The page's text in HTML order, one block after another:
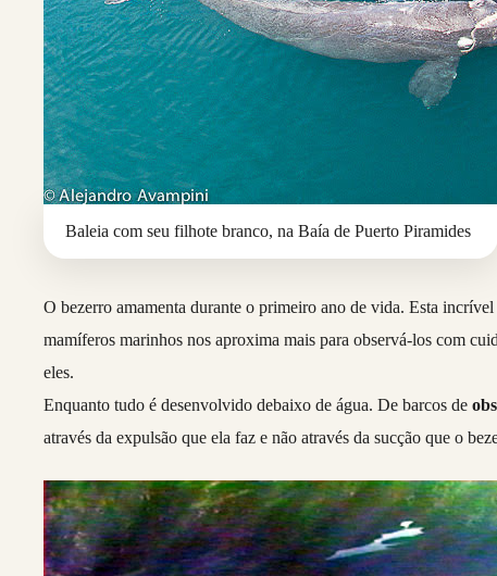
Baleia com seu filhote branco, na Baía de Puerto Piramides
O bezerro amamenta durante o primeiro ano de vida. Esta
mamíferos marinhos nos aproxima mais para observá-los com
eles.
Enquanto tudo é desenvolvido debaixo de água. De barcos de
através da expulsão que ela faz e não através da sucção que o